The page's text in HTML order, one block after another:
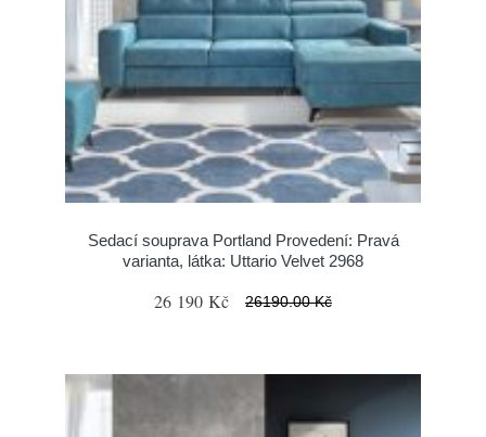
Sedací souprava Portland Provedení: Pravá
varianta, látka: Uttario Velvet 2968
26 190 Kč 26190.00 Kč